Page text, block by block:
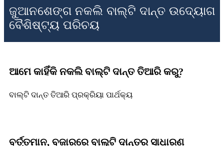
ଜୁଆନଶେଙ୍ଗ ନକଲି ବାଲ୍ଟି ଦାନ୍ତ ଉଦ୍ୟୋଗ
ବୈଶିଷ୍ଟ୍ୟ ପରିଚୟ
ଆମେ କାହିଁକି ନକଲି ବାଲ୍ଟି ଦାନ୍ତ ତିଆରି କରୁ?
ବାଲ୍ଟି ଦାନ୍ତ ତିଆରି ପ୍ରକ୍ରିୟା ପାର୍ଥକ୍ୟ
ବର୍ତ୍ତମାନ, ବଜାରରେ ବାଲ୍ଟି ଦାନ୍ତର ସାଧାରଣ